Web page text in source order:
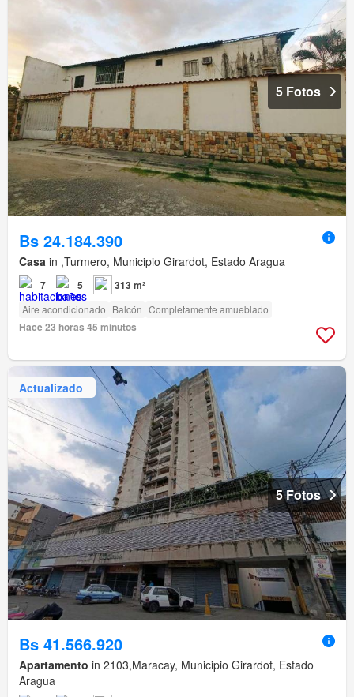
5 Fotos
Bs 24.184.390
Casa in ,Turmero, Municipio Girardot, Estado Aragua
7 5 313 m²
Aire acondicionado Balcón Completamente amueblado
Hace 23 horas 45 minutos
Actualizado
5 Fotos
Bs 41.566.920
Apartamento in 2103,Maracay, Municipio Girardot, Estado
Aragua